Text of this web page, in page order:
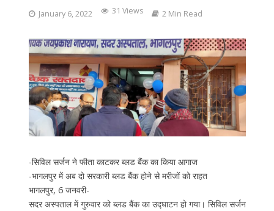
January 6, 2022 31 Views 2 Min Read
-सिविल सर्जन ने फीता काटकर ब्लड बैंक का किया आगाज
-भागलपुर में अब दो सरकारी ब्लड बैंक होने से मरीजों को राहत
भागलपुर, 6 जनवरी-
सदर अस्पताल में गुरुवार को ब्लड बैंक का उद्घाटन हो गया। सिविल सर्जन